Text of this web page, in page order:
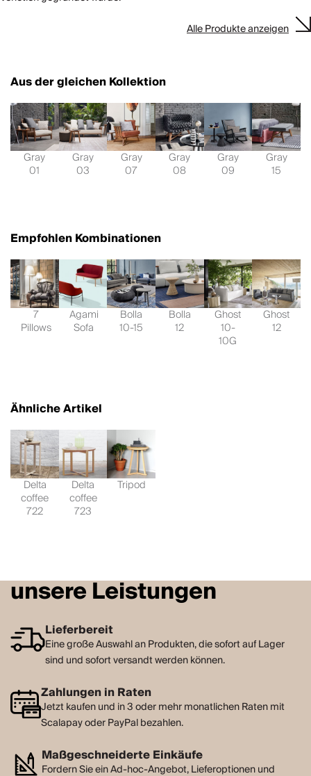
Alle Produkte anzeigen
Aus der gleichen Kollektion
Gray
01
Gray
03
Gray
07
Gray
08
Gray
09
Gray
15
Empfohlen Kombinationen
7
Pillows
Agami
Sofa
Bolla
10-15
Bolla
12
Ghost
10-
10G
Ghost
12
Ähnliche Artikel
Delta
coffee
722
Delta
coffee
723
Tripod
unsere Leistungen
Lieferbereit
Eine große Auswahl an Produkten, die sofort auf Lager
sind und sofort versandt werden können.
Zahlungen in Raten
Jetzt kaufen und in 3 oder mehr monatlichen Raten mit
Scalapay oder PayPal bezahlen.
Maßgeschneiderte Einkäufe
Fordern Sie ein Ad-hoc-Angebot, Lieferoptionen und